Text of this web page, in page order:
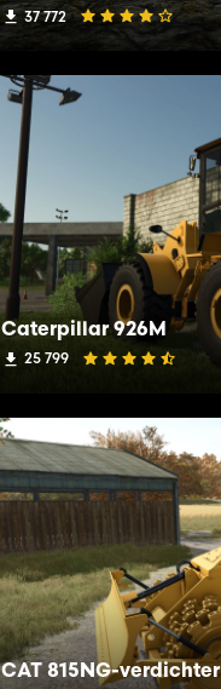
37 772
Caterpillar 926M
25 799
CAT 815NG-verdichter